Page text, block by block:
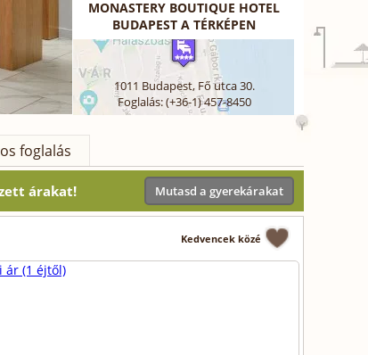
MONASTERY BOUTIQUE HOTEL
BUDAPEST A TÉRKÉPEN
1011 Budapest, Fő utca 30.
Foglalás: (+36-1) 457-8450
foglalás
árakat! Mutasd a gyerekárakat
Kedvencek közé